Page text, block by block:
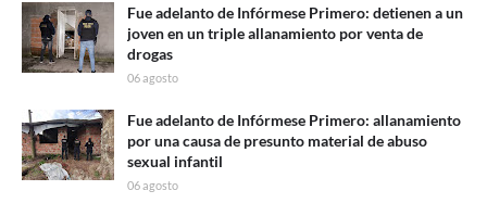
Fue adelanto de Infórmese Primero: detienen a un
joven en un triple allanamiento por venta de
drogas
06 agosto
Fue adelanto de Infórmese Primero: allanamiento
por una causa de presunto material de abuso
sexual infantil
06 agosto